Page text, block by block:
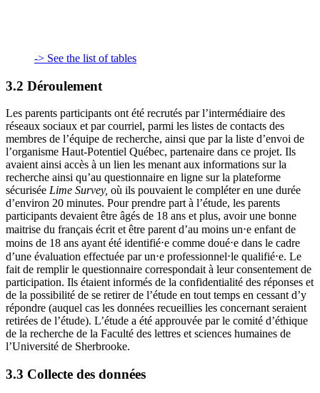
-> See the list of tables
3.2 Déroulement
Les parents participants ont été recrutés par l’intermédiaire des
réseaux sociaux et par courriel, parmi les listes de contacts des
membres de l’équipe de recherche, ainsi que par la liste d’envoi de
l’organisme Haut-Potentiel Québec, partenaire dans ce projet. Ils
avaient ainsi accès à un lien les menant aux informations sur la
recherche ainsi qu’au questionnaire en ligne sur la plateforme
sécurisée Lime Survey, où ils pouvaient le compléter en une durée
d’environ 20 minutes. Pour prendre part à l’étude, les parents
participants devaient être âgés de 18 ans et plus, avoir une bonne
maitrise du français écrit et être parent d’au moins un⋅e enfant de
moins de 18 ans ayant été identifié⋅e comme doué⋅e dans le cadre
d’une évaluation effectuée par un⋅e professionnel⋅le qualifié⋅e. Le
fait de remplir le questionnaire correspondait à leur consentement de
participation. Ils étaient informés de la confidentialité des réponses et
de la possibilité de se retirer de l’étude en tout temps en cessant d’y
répondre (auquel cas les données recueillies les concernant seraient
retirées de l’étude). L’étude a été approuvée par le comité d’éthique
de la recherche de la Faculté des lettres et sciences humaines de
l’Université de Sherbrooke.
3.3 Collecte des données